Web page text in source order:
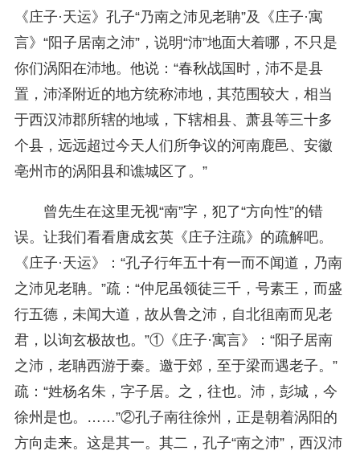
《庄子·天运》孔子“乃南之沛见老聃”及《庄子·寓
言》“阳子居南之沛”，说明“沛”地面大着哪，不只是
你们涡阳在沛地。他说：“春秋战国时，沛不是县
置，沛泽附近的地方统称沛地，其范围较大，相当
于西汉沛郡所辖的地域，下辖相县、萧县等三十多
个县，远远超过今天人们所争议的河南鹿邑、安徽
亳州市的涡阳县和谯城区了。”
曾先生在这里无视“南”字，犯了“方向性”的错
误。让我们看看唐成玄英《庄子注疏》的疏解吧。
《庄子·天运》：“孔子行年五十有一而不闻道，乃南
之沛见老聃。”疏：“仲尼虽领徒三千，号素王，而盛
行五德，未闻大道，故从鲁之沛，自北徂南而见老
君，以询玄极故也。”①《庄子·寓言》：“阳子居南
之沛，老聃西游于秦。邀于郊，至于梁而遇老子。”
疏：“姓杨名朱，字子居。之，往也。沛，彭城，今
徐州是也。……”②孔子南往徐州，正是朝着涡阳的
方向走来。这是其一。其二，孔子“南之沛”，西汉沛